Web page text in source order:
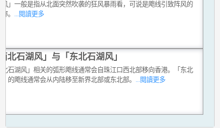
风」一般是指从北面突然吹袭的狂风暴雨看，可说是飑线引致阵风的
。 ...閱讀更多
北石湖风」与「东北石湖风」
北石湖风」相关的弧形飑线通常会自珠江口西北部移向香港。「东北
的飑线通常会从内陆移至新界北部或东北部。 ...閱讀更多